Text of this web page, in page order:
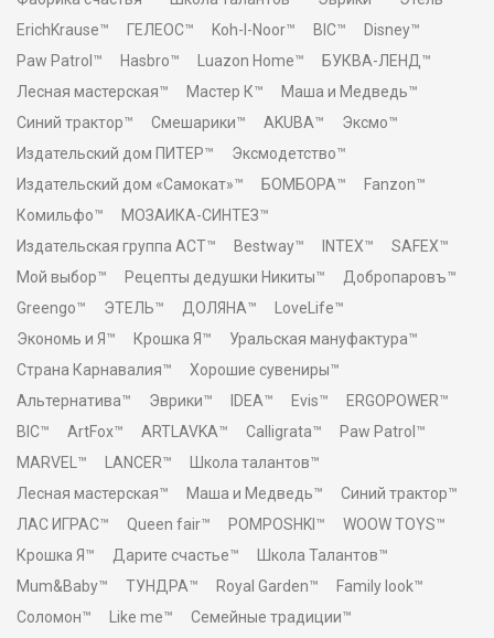
ErichKrause™
ГЕЛЕОС™ Koh-I-Noor™ BIC™
Disney™
Paw Patrol™
Hasbro™ Luazon Home™
БУКВА-ЛЕНД™
Лесная мастерская™
Мастер К™
Маша и Медведь™
Синий трактор™
Смешарики™ AKUBA™
Эксмо™
Издательский дом ПИТЕР™
Эксмодетство™
Издательский дом «Самокат»™
БОМБОРА™
Fanzon™
Комильфо™
МОЗАИКА-СИНТЕЗ™
Издательская группа АСТ™
Bestway™ INTEX™
SAFEX™
Мой выбор™
Рецепты дедушки Никиты™
Добропаровъ™
Greengo™
ЭТЕЛЬ™ ДОЛЯНА™
LoveLife™
Экономь и Я™
Крошка Я™
Уральская мануфактура™
Страна Карнавалия™
Хорошие сувениры™
Альтернатива™
Эврики™ IDEA™ Evis™
ERGOPOWER™
BIC™
ArtFox™ ARTLAVKA™ Calligrata™
Paw Patrol™
MARVEL™
LANCER™
Школа талантов™
Лесная мастерская™
Маша и Медведь™
Синий трактор™
ЛАС ИГРАС™
Queen fair™ POMPOSHKI™
WOOW TOYS™
Крошка Я™
Дарите счастье™
Школа Талантов™
Mum&Baby™
ТУНДРА™ Royal Garden™
Family look™
Соломон™
Like me™ Семейные традиции™